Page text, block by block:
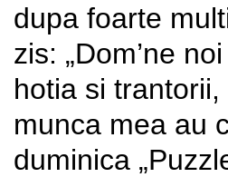
dupa foarte
zis: „Dom’ne
hotia si
munca mea au
duminica